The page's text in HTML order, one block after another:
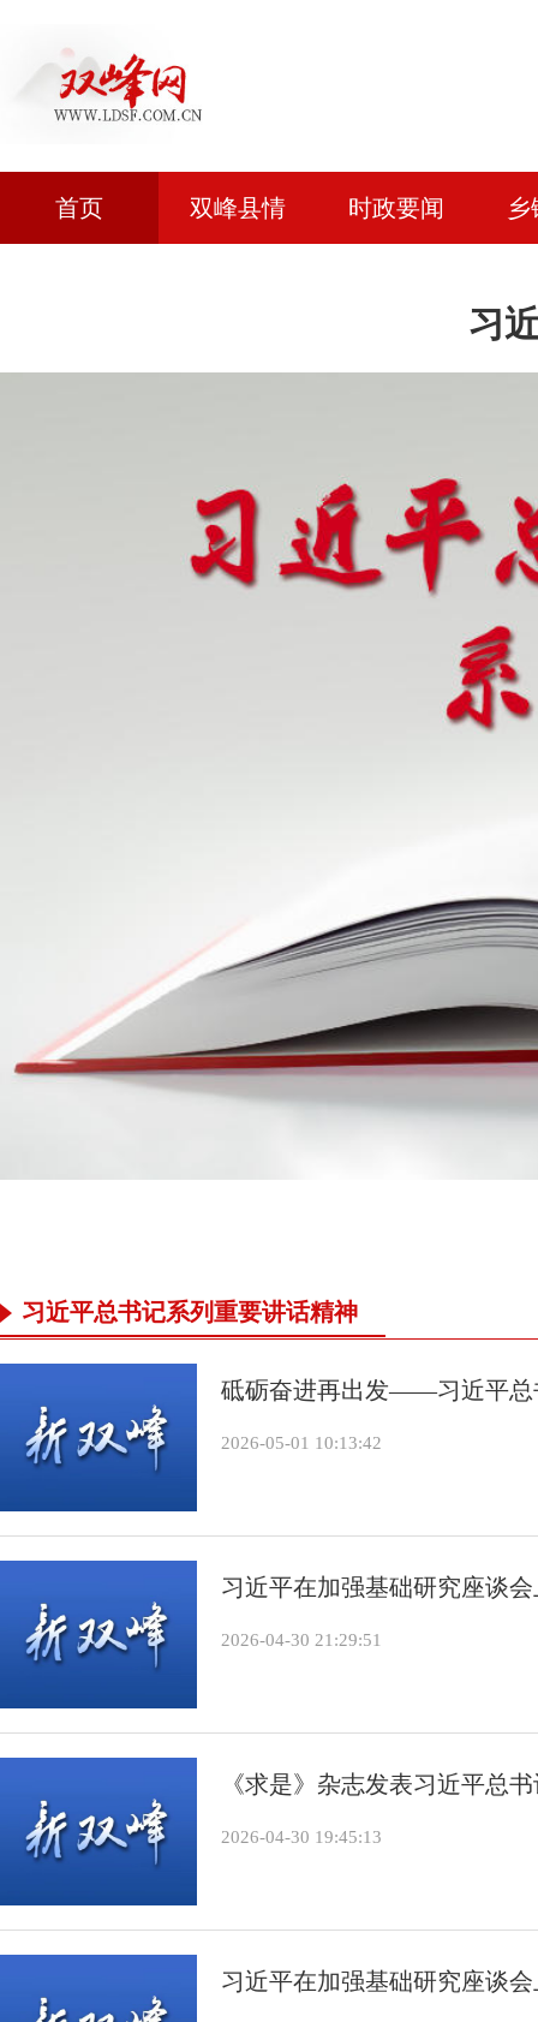
首页 双峰县情 时政要闻
习
习近平总书记系列重要讲话精神
砥砺奋进再出发——习近平总
2026-05-01 10:13:42
习近平在加强基础研究座谈
2026-04-30 21:29:51
《求是》杂志发表习近平总
2026-04-30 19:45:13
习近平在加强基础研究座谈